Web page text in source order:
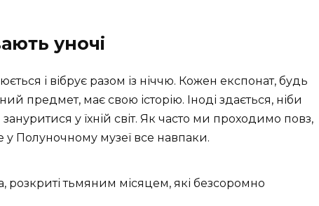
уночі
і вібрує разом із ніччю. Кожен експонат, будь
предмет, має свою історію. Іноді здається, ніби
у їхній світ. Як часто ми проходимо повз,
у Полуночному музеї все навпаки.
розкриті тьмяним місяцем, які безсоромно